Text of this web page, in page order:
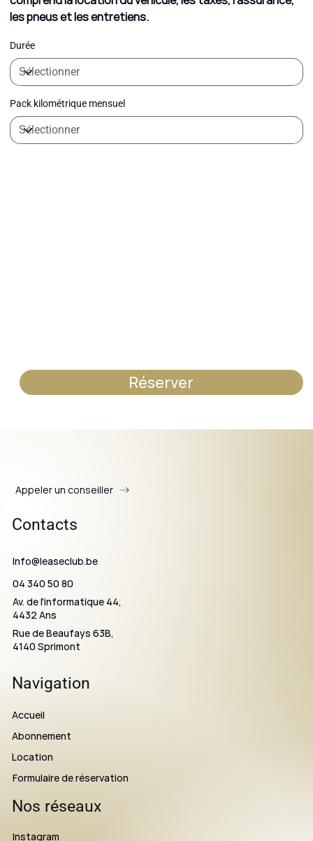
les pneus et les entretiens.
Durée
Pack kilométrique mensuel
Réserver
Appeler un conseiller
Contacts
Info@leaseclub.be
04 340 50 80
Av. de l'informatique 44,
4432 Ans
Rue de Beaufays 63B,
4140 Sprimont
Navigation
Accueil
Abonnement
Location
Formulaire de réservation
Nos réseaux
Instagram